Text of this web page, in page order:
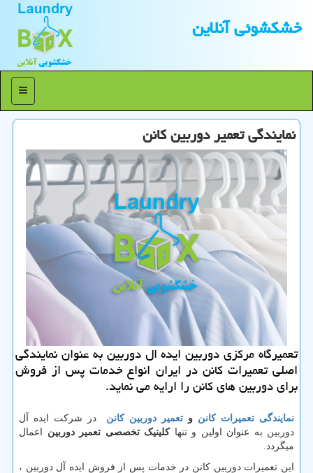
خشكشوئی آنلاین
منو
نمایندگی تعمیر دوربین كانن
تعمیرگاه مركزی دوربین ایده ال دوربین به عنوان نمایندگی
اصلی تعمیرات كانن در ایران انواع خدمات پس از فروش
برای دوربین های كانن را ارایه می نماید.
نمایندگی تعمیرات کانن و تعمیر دوربین کانن
در شرکت ایده آل
دوربین به عنوان اولین و تنها کلینیک تخصصی تعمیر دوربین اعمال
میگردد.
این تعمیرات دوربین کانن در خدمات پس از فروش ایده آل دوربین ،